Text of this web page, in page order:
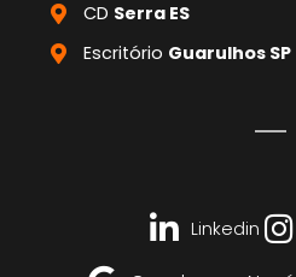
CD Serra ES
Escritório Guarulhos SP
Linkedin